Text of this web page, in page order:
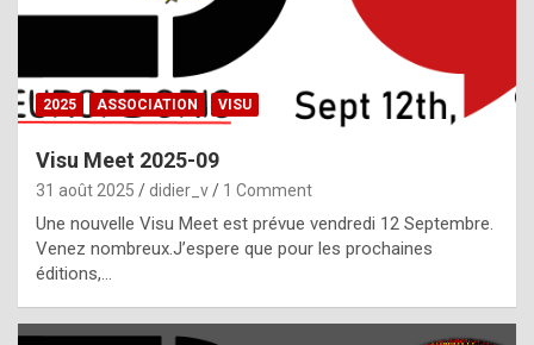
,
g
h
t
f
2025 ASSOCIATION VISU
Visu Meet 2025-09
31 août 2025 didier_v 1 Comment
Une nouvelle Visu Meet est prévue vendredi 12 Septembre.
Venez nombreux.J’espere que pour les prochaines
éditions,…